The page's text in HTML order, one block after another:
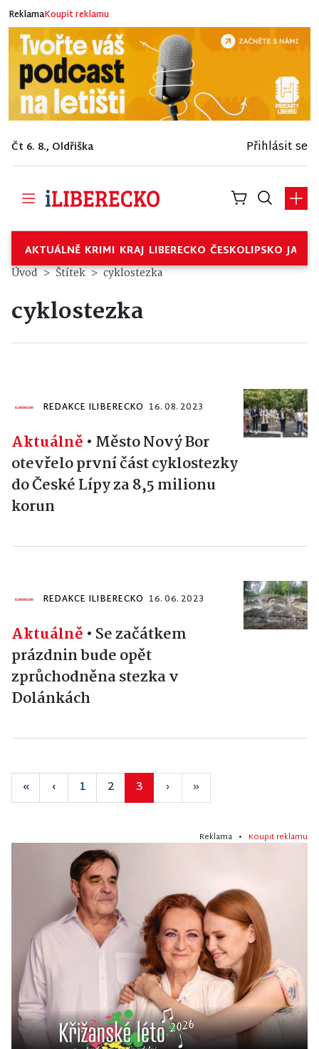
ReklamaKoupit reklamu
Čt 6. 8., Oldřiška Přihlásit se
AKTUÁLNĚ KRIMI KRAJ LIBERECKO ČESKOLIPSKO
Úvod Štítek cyklostezka
cyklostezka
REDAKCE ILIBERECKO 16. 08. 2023
Aktuálně • Město Nový Bor
otevřelo první část cyklostezky
do České Lípy za 8,5 milionu
korun
REDAKCE ILIBERECKO 16. 06. 2023
Aktuálně • Se začátkem
prázdnin bude opět
zprůchodněna stezka v
Dolánkách
« ‹ 1 2 3 › »
Reklama • Koupit reklamu